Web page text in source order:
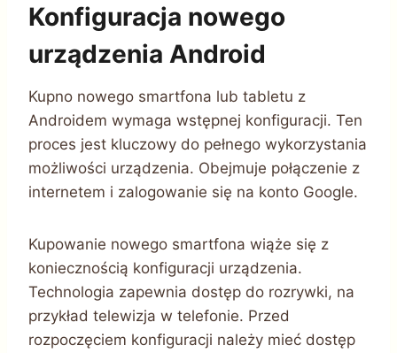
Konfiguracja nowego
urządzenia Android
Kupno nowego smartfona lub tabletu z
Androidem wymaga wstępnej konfiguracji. Ten
proces jest kluczowy do pełnego wykorzystania
możliwości urządzenia. Obejmuje połączenie z
internetem i zalogowanie się na konto Google.
Kupowanie nowego smartfona wiąże się z
koniecznością konfiguracji urządzenia.
Technologia zapewnia dostęp do rozrywki, na
przykład telewizja w telefonie. Przed
rozpoczęciem konfiguracji należy mieć dostęp